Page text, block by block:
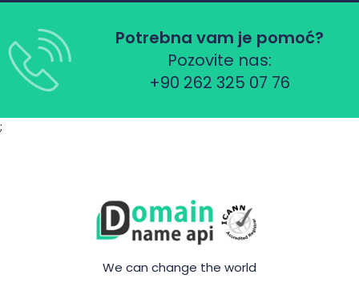
Potrebna vam je pomoć?
Pozovite nas:
+90 262 325 07 76
;
We can change the world